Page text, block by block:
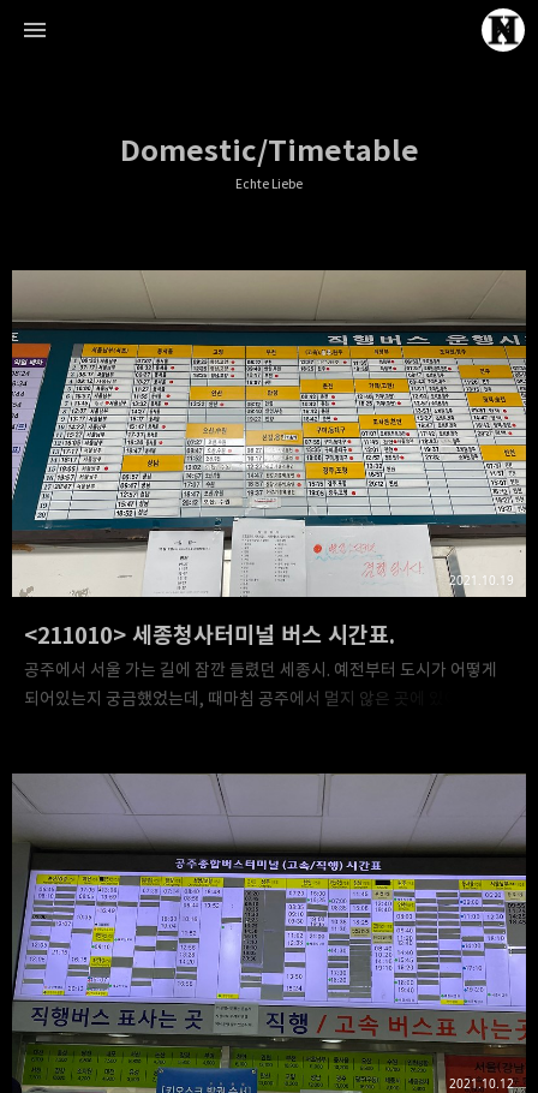
Domestic/Timetable
Echte Liebe
<211010> 세종청사터미널 버스 시간표.
2021.10.19
공주에서 서울 가는 길에 잠깐 들렸던 세종시. 예전부터 도시가 어떻게
되어있는지 궁금했었는데, 때마침 공주에서 멀지 않은 곳에 있어 서울로
ㅇㅅ역으로 갔다. 그리고 호수공원에 가기 전에 터미널 내부에 들어가서
시간표를 잽싸게 찍어왔다. 대로변에 있는 터미널이라 시설이 그리 크진
않았다. 컨테이너 박스 하나 정도..? 아래는 세종청사터미널 버스 시간표.
아무래도 세종시 남쪽에 본 터미널이 따로 있는데다 북쪽으로 가는
길이어서 그런지 대부분의 버스가 중부 지방으로 향하는 버스들이었다.
게다가 결행도 많고.... 사실 빠른 시간내에 서울 혹은 타 지방으로
가야되는 사람이라면, 버스보다..
2021.10.12
Echte Liebe
Normal One